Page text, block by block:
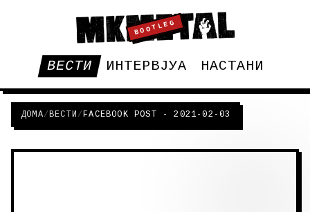
BOOTLEG
ВЕСТИ ИНТЕРВЈУА НАСТАНИ
ДОМА/ВЕСТИ /FACEBOOK POST - 2021-02-03